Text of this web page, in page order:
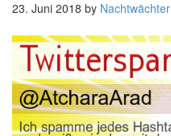
23. Juni 2018 by Nachtwächter